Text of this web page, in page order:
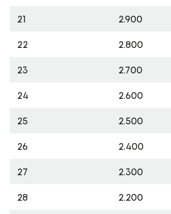
21 2.900
22 2.800
23 2.700
24 2.600
25 2.500
26 2.400
27 2.300
28 2.200